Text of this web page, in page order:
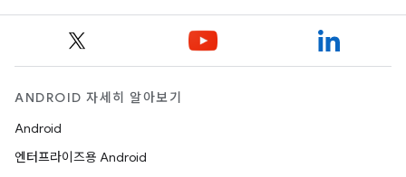
ANDROID 자세히 알아보기
Android
엔터프라이즈용 Android